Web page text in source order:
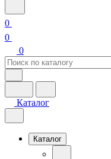
0
0
0
Каталог
Каталог